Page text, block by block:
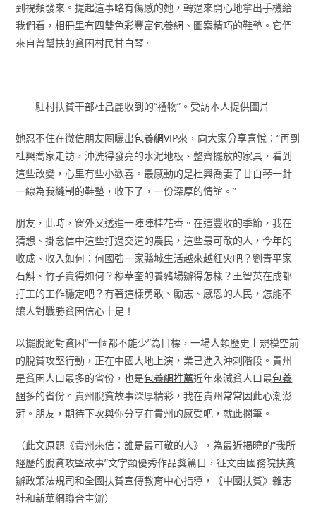
到視頻發來。提起這事略有傷感的她，轉過來開心地拿出手機給
我們看，相冊里有四雙色彩豐富包養網 、圖案精巧的鞋墊。它們
來自曾幫扶的貧困村民甘白琴。
駐村扶貧干部杜昌麗收到的“禮物”。受訪本人提供圖片
她忍不住在微信朋友圈曬出包養網VIP來，向大家分享喜悅：“再到
杜興喬家走訪，沖洗得發亮的水泥地板、整齊擺放的家具，看到
這些改變，心里有些小歡喜。最感動的是杜興喬妻子甘白琴一針
一線為我縫制的鞋墊，收下了，一份深厚的情誼。”
朋友，此時，窗外又透進一陣陣桂花香。在這豐收的季節，我在
猜想、掛念信中這些打過交道的農民，這些最可敬的人，今年的
收成、收入如何：何國強一家縣城生活越來越紅火吧？劉青平家
石斛、竹子賣得如何？穆華奎的養豬場辦得怎樣？王智英在成都
打工的工作穩定吧？有著這樣勇敢、勵志、感恩的人民，怎能不
讓人對戰勝貧困信心十足！
以擺脫絕對貧困“一個都不能少”為目標，一場人類歷史上規模空前
的脫貧攻堅行動，正在中國大地上演，業已進入沖刺階段。貴州
是貧困人口最多的省份，也是包養網推薦近年來減貧人口最包養
網多的省份。貴州脫貧故事深厚精彩，我在貴州常常因此心潮澎
湃。朋友，期待下次與你分享在貴州的感受吧，就此擱筆。
（此文原題《貴州來信：誰是最可敬的人》，為最近揭曉的“我所
經歷的脫貧攻堅故事”文字類優秀作品獎篇目，征文由國務院扶貧
辦政策法規司和全國扶貧宣傳教育中心指導，《中國扶貧》雜志
社和新華網聯合主辦）